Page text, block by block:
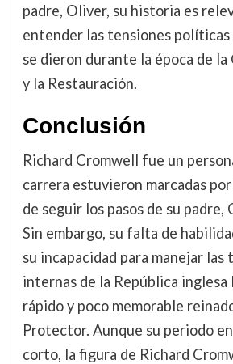
padre, Oliver, su historia es
entender las tensiones políticas
se dieron durante la época de
y la Restauración.
Conclusión
Richard Cromwell fue un
carrera estuvieron marcadas
de seguir los pasos de su
Sin embargo, su falta de
su incapacidad para manejar las
internas de la República inglesa
rápido y poco memorable
Protector. Aunque su periodo
corto, la figura de Richard